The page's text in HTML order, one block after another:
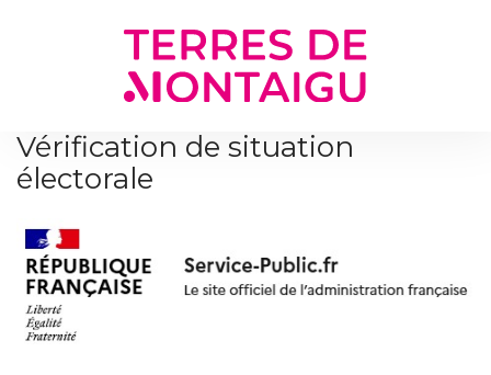
Vérification de situation
électorale